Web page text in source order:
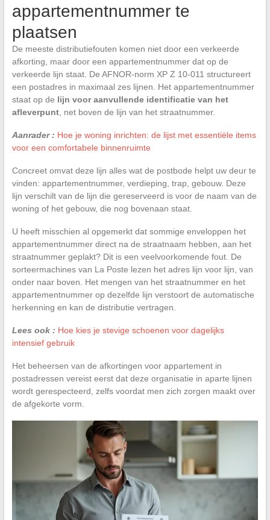
appartementnummer te
plaatsen
De meeste distributiefouten komen niet door een verkeerde
afkorting, maar door een appartementnummer dat op de
verkeerde lijn staat. De AFNOR-norm XP Z 10-011 structureert
een postadres in maximaal zes lijnen. Het appartementnummer
staat op de lijn voor aanvullende identificatie van het
afleverpunt, net boven de lijn van het straatnummer.
Aanrader : Hoe je woning inrichten: de lijst met essentiële items
voor een comfortabele binnenruimte
Concreet omvat deze lijn alles wat de postbode helpt uw deur te
vinden: appartementnummer, verdieping, trap, gebouw. Deze
lijn verschilt van de lijn die gereserveerd is voor de naam van de
woning of het gebouw, die nog bovenaan staat.
U heeft misschien al opgemerkt dat sommige enveloppen het
appartementnummer direct na de straatnaam hebben, aan het
straatnummer geplakt? Dit is een veelvoorkomende fout. De
sorteermachines van La Poste lezen het adres lijn voor lijn, van
onder naar boven. Het mengen van het straatnummer en het
appartementnummer op dezelfde lijn verstoort de automatische
herkenning en kan de distributie vertragen.
Lees ook : Hoe kies je stevige schoenen voor dagelijks
intensief gebruik
Het beheersen van de afkortingen voor appartement in
postadressen vereist eerst dat deze organisatie in aparte lijnen
wordt gerespecteerd, zelfs voordat men zich zorgen maakt over
de afgekorte vorm.